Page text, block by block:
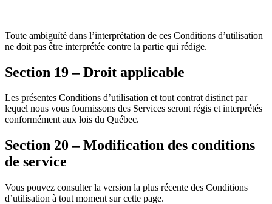
Toute ambiguïté dans l’interprétation de ces Conditions d’utilisation
ne doit pas être interprétée contre la partie qui rédige.
Section 19 – Droit applicable
Les présentes Conditions d’utilisation et tout contrat distinct par
lequel nous vous fournissons des Services seront régis et interprétés
conformément aux lois du Québec.
Section 20 – Modification des conditions
de service
Vous pouvez consulter la version la plus récente des Conditions
d’utilisation à tout moment sur cette page.